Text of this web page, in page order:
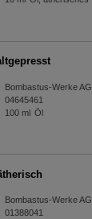
Bombastus-Werke AG
04645461
100 ml Öl
Bombastus-Werke AG
01388041